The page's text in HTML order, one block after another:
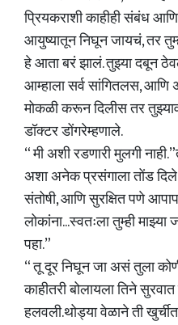
प्रियकराशी काहीही संबंध
आयुष्यातून निघून जायचं, तर
हे आता बरं झालं. तुझ्या दबून
आम्हाला सर्व सांगितलस,
मोकळी करून दिलीस तर
डॉक्टर डोंगरेम्हणाले.
“ मी अशी रडणारी मुलगी
अशा अनेक प्रसंगाला तोंड
संतोषी, आणि सुरक्षित पणे
लोकांना...स्वतःला तुम्ही
पहा.”
“ तू दूर निघून जा असं तुला
काहीतरी बोलायला तिने
हलवली.थोड्या वेळाने ती